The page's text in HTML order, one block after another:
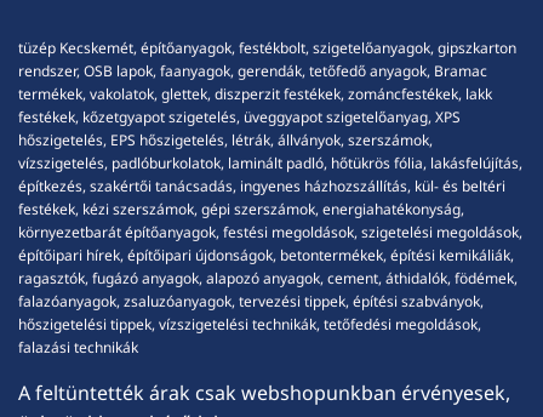
tüzép Kecskemét, építőanyagok, festékbolt, szigetelőanyagok, gipszkarton
rendszer, OSB lapok, faanyagok, gerendák, tetőfedő anyagok, Bramac
termékek, vakolatok, glettek, diszperzit festékek, zománcfestékek, lakk
festékek, kőzetgyapot szigetelés, üveggyapot szigetelőanyag, XPS
hőszigetelés, EPS hőszigetelés, létrák, állványok, szerszámok,
vízszigetelés, padlóburkolatok, laminált padló, hőtükrös fólia, lakásfelújítás,
építkezés, szakértői tanácsadás, ingyenes házhozszállítás, kül- és beltéri
festékek, kézi szerszámok, gépi szerszámok, energiahatékonyság,
környezetbarát építőanyagok, festési megoldások, szigetelési megoldások,
építőipari hírek, építőipari újdonságok, betontermékek, építési kemikáliák,
ragasztók, fugázó anyagok, alapozó anyagok, cement, áthidalók, födémek,
falazóanyagok, zsaluzóanyagok, tervezési tippek, építési szabványok,
hőszigetelési tippek, vízszigetelési technikák, tetőfedési megoldások,
falazási technikák
A feltüntették árak csak webshopunkban érvényesek,